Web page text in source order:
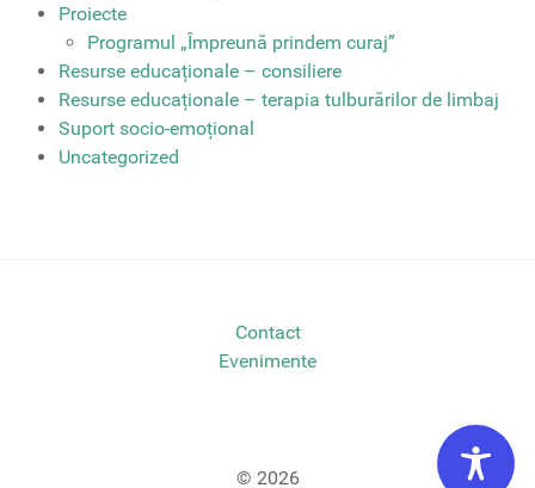
Proiecte
Programul „Împreună prindem curaj”
Resurse educaționale – consiliere
Resurse educaționale – terapia tulburărilor de limbaj
Suport socio-emoțional
Uncategorized
Contact
Evenimente
© 2026